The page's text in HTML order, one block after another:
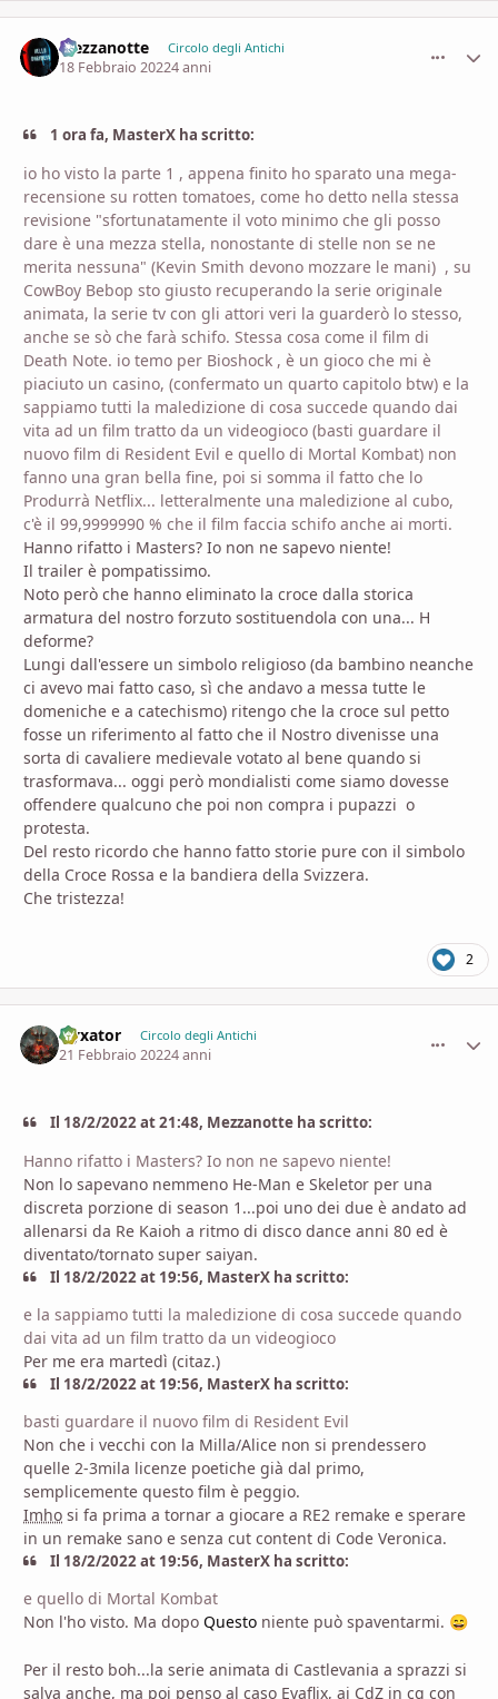
Mezzanotte Circolo degli Antichi
18 Febbraio 20224 anni
1 ora fa, MasterX ha scritto:
io ho visto la parte 1 , appena finito ho sparato una mega-
recensione su rotten tomatoes, come ho detto nella stessa
revisione "sfortunatamente il voto minimo che gli posso
dare è una mezza stella, nonostante di stelle non se ne
merita nessuna" (Kevin Smith devono mozzare le mani) , su
CowBoy Bebop sto giusto recuperando la serie originale
animata, la serie tv con gli attori veri la guarderò lo stesso,
anche se sò che farà schifo. Stessa cosa come il film di
Death Note. io temo per Bioshock , è un gioco che mi è
piaciuto un casino, (confermato un quarto capitolo btw) e la
sappiamo tutti la maledizione di cosa succede quando dai
vita ad un film tratto da un videogioco (basti guardare il
nuovo film di Resident Evil e quello di Mortal Kombat) non
fanno una gran bella fine, poi si somma il fatto che lo
Produrrà Netflix... letteralmente una maledizione al cubo,
c'è il 99,9999990 % che il film faccia schifo anche ai morti.
Hanno rifatto i Masters? Io non ne sapevo niente!
Il trailer è pompatissimo.
Noto però che hanno eliminato la croce dalla storica
armatura del nostro forzuto sostituendola con una... H
deforme?
Lungi dall'essere un simbolo religioso (da bambino neanche
ci avevo mai fatto caso, sì che andavo a messa tutte le
domeniche e a catechismo) ritengo che la croce sul petto
fosse un riferimento al fatto che il Nostro divenisse una
sorta di cavaliere medievale votato al bene quando si
trasformava... oggi però mondialisti come siamo dovesse
offendere qualcuno che poi non compra i pupazzi o
protesta.
Del resto ricordo che hanno fatto storie pure con il simbolo
della Croce Rossa e la bandiera della Svizzera.
Che tristezza!
2
Nyxator Circolo degli Antichi
21 Febbraio 20224 anni
Il 18/2/2022 at 21:48, Mezzanotte ha scritto:
Hanno rifatto i Masters? Io non ne sapevo niente!
Non lo sapevano nemmeno He-Man e Skeletor per una
discreta porzione di season 1...poi uno dei due è andato ad
allenarsi da Re Kaioh a ritmo di disco dance anni 80 ed è
diventato/tornato super saiyan.
Il 18/2/2022 at 19:56, MasterX ha scritto:
e la sappiamo tutti la maledizione di cosa succede quando
dai vita ad un film tratto da un videogioco
Per me era martedì (citaz.)
Il 18/2/2022 at 19:56, MasterX ha scritto:
basti guardare il nuovo film di Resident Evil
Non che i vecchi con la Milla/Alice non si prendessero
quelle 2-3mila licenze poetiche già dal primo,
semplicemente questo film è peggio.
Imho si fa prima a tornar a giocare a RE2 remake e sperare
in un remake sano e senza cut content di Code Veronica.
Il 18/2/2022 at 19:56, MasterX ha scritto:
e quello di Mortal Kombat
Non l'ho visto. Ma dopo Questo niente può spaventarmi. 😄
Per il resto boh...la serie animata di Castlevania a sprazzi si
salva anche, ma poi penso al caso Evaflix, ai CdZ in cg con